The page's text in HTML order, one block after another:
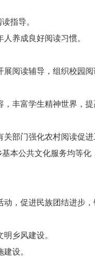
指导。
养成良好阅读习惯。
阅读辅导，组织校园
丰富学生精神世界，
部门强化农村阅读促进
本公共文化服务均等化
，促进民族团结进步
乡风建设。
设。